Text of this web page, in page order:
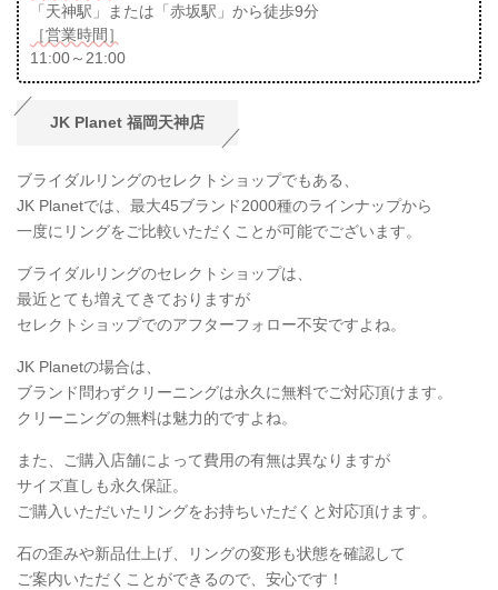
「天神駅」または「赤坂駅」から徒歩9分
［営業時間］
11:00～21:00
JK Planet 福岡天神店
ブライダルリングのセレクトショップでもある、
JK Planetでは、最大45ブランド2000種のラインナップから
一度にリングをご比較いただくことが可能でございます。
ブライダルリングのセレクトショップは、
最近とても増えてきておりますが
セレクトショップでのアフターフォロー不安ですよね。
JK Planetの場合は、
ブランド問わずクリーニングは永久に無料でご対応頂けます。
クリーニングの無料は魅力的ですよね。
また、ご購入店舗によって費用の有無は異なりますが
サイズ直しも永久保証。
ご購入いただいたリングをお持ちいただくと対応頂けます。
石の歪みや新品仕上げ、リングの変形も状態を確認して
ご案内いただくことができるので、安心です！